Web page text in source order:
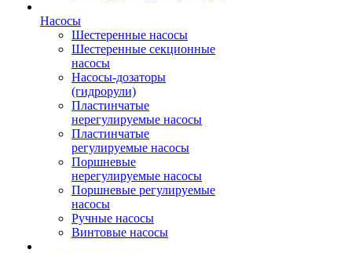
Насосы
Шестеренные насосы
Шестеренные секционные
насосы
Насосы-дозаторы
(гидрорули)
Пластинчатые
нерегулируемые насосы
Пластинчатые
регулируемые насосы
Поршневые
нерегулируемые насосы
Поршневые регулируемые
насосы
Ручные насосы
Винтовые насосы